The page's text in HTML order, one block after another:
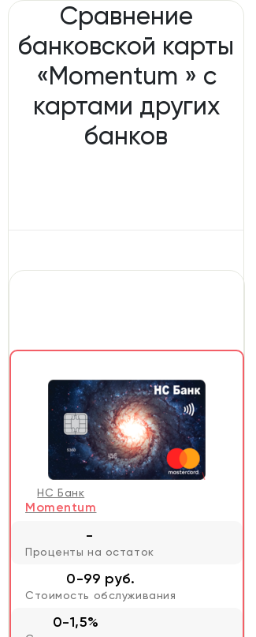
Сравнение
банковской карты
«Momentum » с
картами других
банков
НС Банк
Momentum
-
Проценты на остаток
0-99 руб.
Стоимость обслуживания
0-1,5%